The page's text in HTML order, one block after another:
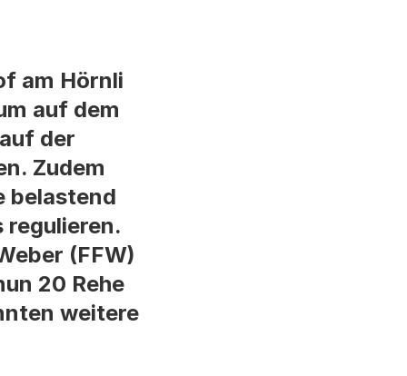
am Hörnli
auf dem
der
Zudem
belastend
regulieren.
(FFW)
20 Rehe
weitere